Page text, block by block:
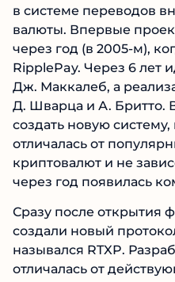
в системе переводов
валюты. Впервые
через год (в 2005-м),
RipplePay. Через 6 лет
Дж. Маккалеб, а
Д. Шварца и А. Бритто.
создать новую
отличалась от
криптовалют и не
через год появилась
Сразу после открытия
создали новый
назывался RTXP.
отличалась от